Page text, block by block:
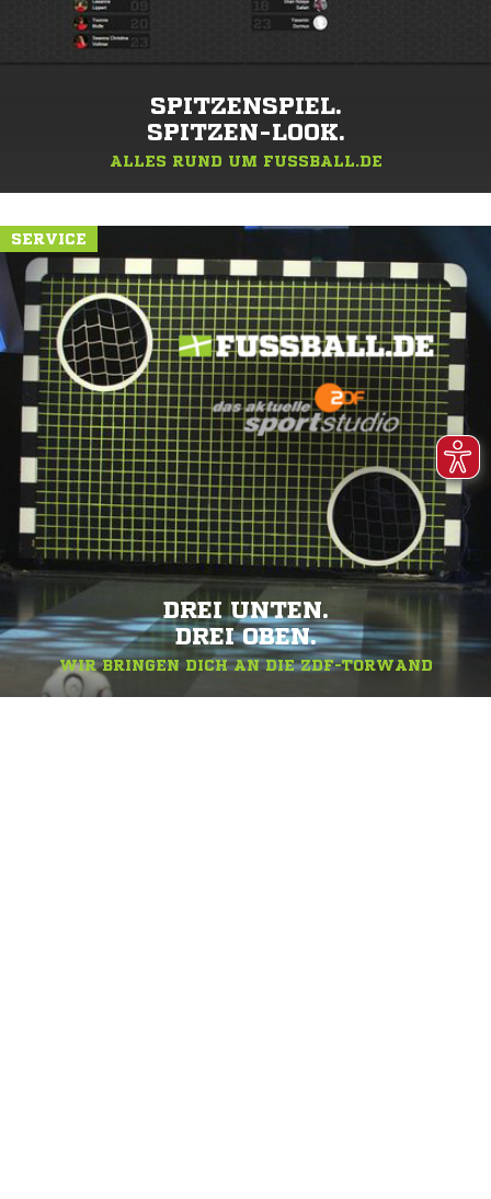
SPITZENSPIEL.
SPITZEN-LOOK.
ALLES RUND UM FUSSBALL.DE
SERVICE
DREI UNTEN.
DREI OBEN.
WIR BRINGEN DICH AN DIE ZDF-TORWAND